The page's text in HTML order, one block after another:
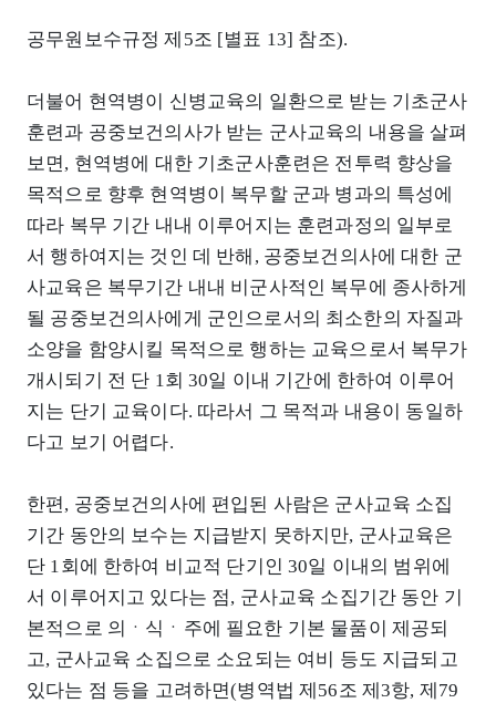
공무원보수규정 제5조 [별표 13] 참조).
더불어 현역병이 신병교육의 일환으로 받는 기초군사
훈련과 공중보건의사가 받는 군사교육의 내용을 살펴
보면, 현역병에 대한 기초군사훈련은 전투력 향상을
목적으로 향후 현역병이 복무할 군과 병과의 특성에
따라 복무 기간 내내 이루어지는 훈련과정의 일부로
서 행하여지는 것인 데 반해, 공중보건의사에 대한 군
사교육은 복무기간 내내 비군사적인 복무에 종사하게
될 공중보건의사에게 군인으로서의 최소한의 자질과
소양을 함양시킬 목적으로 행하는 교육으로서 복무가
개시되기 전 단 1회 30일 이내 기간에 한하여 이루어
지는 단기 교육이다. 따라서 그 목적과 내용이 동일하
다고 보기 어렵다.
한편, 공중보건의사에 편입된 사람은 군사교육 소집
기간 동안의 보수는 지급받지 못하지만, 군사교육은
단 1회에 한하여 비교적 단기인 30일 이내의 범위에
서 이루어지고 있다는 점, 군사교육 소집기간 동안 기
본적으로 의ㆍ식ㆍ주에 필요한 기본 물품이 제공되
고, 군사교육 소집으로 소요되는 여비 등도 지급되고
있다는 점 등을 고려하면(병역법 제56조 제3항, 제79